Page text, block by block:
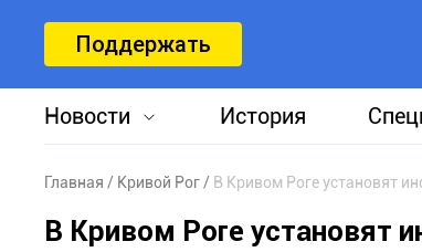
Поддержать
Новости История
Главная Кривой Рог В Кривом Роге установят
В Кривом Роге установят